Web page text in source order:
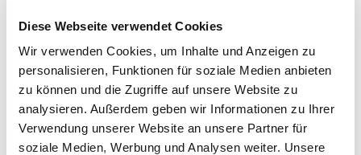
Diese Webseite verwendet Cookies
Wir verwenden Cookies, um Inhalte und Anzeigen zu
personalisieren, Funktionen für soziale Medien anbieten
zu können und die Zugriffe auf unsere Website zu
analysieren. Außerdem geben wir Informationen zu Ihrer
Verwendung unserer Website an unsere Partner für
soziale Medien, Werbung und Analysen weiter. Unsere
Eintragung technischer Änderungen
Kurzzeitkennzeichen
H Zulassung
Verlust/Diebstahl Kennzeichen